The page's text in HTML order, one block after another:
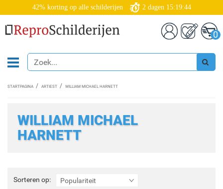
42% korting op alle schilderijen 2 dagen 15:19:44
0
STARTPAGINA ARTIEST WILLIAM MICHAEL HARNETT
WILLIAM MICHAEL
HARNETT
Sorteren op: Populariteit
Sorteren
op: